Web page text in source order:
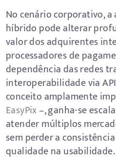
No cenário corporativo,
híbrido pode alterar
valor dos adquirentes
processadores de
dependência das redes
interoperabilidade via
conceito amplamente
EasyPix–, ganha-se
atender múltiplos
sem perder a
qualidade na usabilidade.